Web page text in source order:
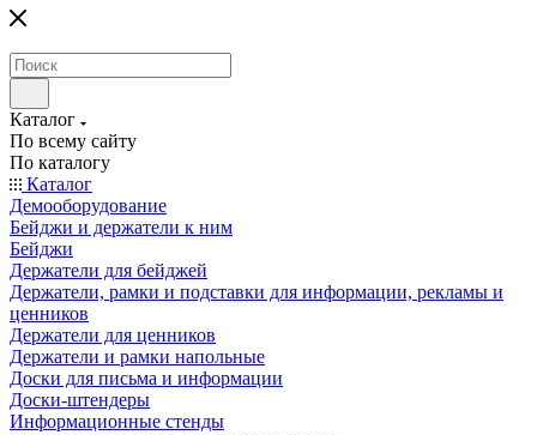
Каталог
По всему сайту
По каталогу
Каталог
Демооборудование
Бейджи и держатели к ним
Бейджи
Держатели для бейджей
Держатели, рамки и подставки для информации, рекламы и
ценников
Держатели для ценников
Держатели и рамки напольные
Доски для письма и информации
Доски-штендеры
Информационные стенды